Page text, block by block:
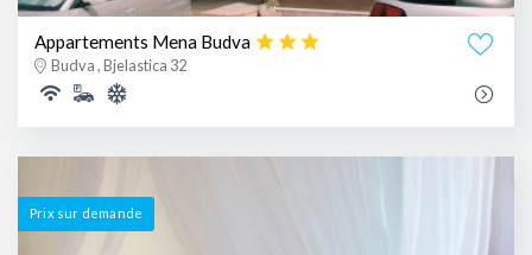
Appartements Mena Budva
Budva , Bjelastica 32
Prix ​​sur demande